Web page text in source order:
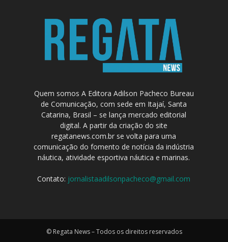
Quem somos A Editora Adilson Pacheco Bureau
de Comunicação, com sede em Itajaí, Santa
Catarina, Brasil – se lança mercado editorial
digital. A partir da criação do site
regatanews.com.br se volta para uma
comunicação do fomento de notícia da indústria
náutica, atividade esportiva náutica e marinas.
Contato: jornalistaadilsonpacheco@gmail.com
© Regata News – Todos os direitos reservados